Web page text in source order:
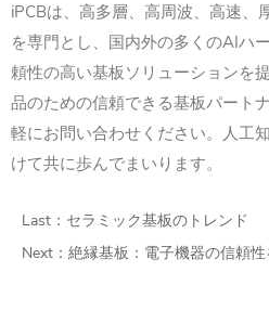
iPCBは、高多層、高周波、高速、
を専門とし、国内外の多くのAIハ
頼性の高い基板ソリューションを
品のための信頼できる基板パート
軽にお問い合わせください。人工
けて共に歩んでまいります。
Last： セラミック基板のトレンド
Next： 絶縁基板：電子機器の信頼